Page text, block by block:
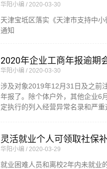
华阳小编 2020-03-30
天津宝坻区落实《天津市支持中
通知
2020年企业工商年报逾期
华阳小编 2020-03-30
涉及对象2019年12月31日及之前
年报了。除个体户外，其他企业6
定执行的列入经营异常名录和严
灵活就业个人可领取社保
华阳小编 2020-03-29
就业困难人员和离校2年内未就业